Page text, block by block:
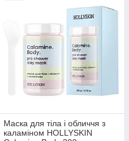
Маска для тіла і обличчя з
каламіном HOLLYSKIN